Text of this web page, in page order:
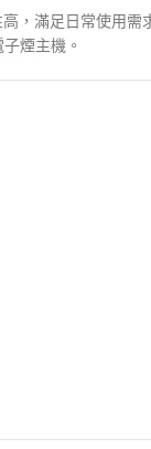
，滿足日常使用需
煙主機。